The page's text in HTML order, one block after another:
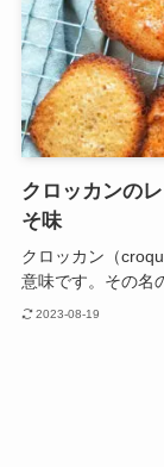
クロッカンの
そ味
クロッカン（
意味です。その名
2023-08-19